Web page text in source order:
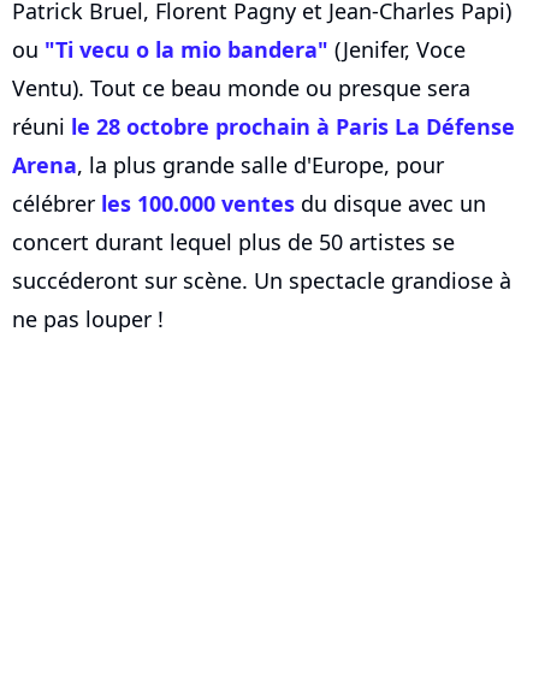
Patrick Bruel, Florent Pagny et Jean-Charles Papi)
ou "Ti vecu o la mio bandera" (Jenifer, Voce
Ventu). Tout ce beau monde ou presque sera
réuni le 28 octobre prochain à Paris La Défense
Arena, la plus grande salle d'Europe, pour
célébrer les 100.000 ventes du disque avec un
concert durant lequel plus de 50 artistes se
succéderont sur scène. Un spectacle grandiose à
ne pas louper !